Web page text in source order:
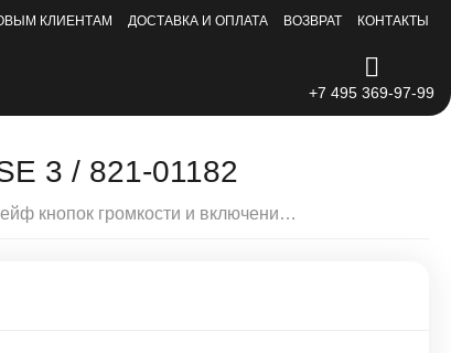
КЛИЕНТАМ ДОСТАВКА И ОПЛАТА ВОЗВРАТ КОНТАКТЫ
+7 495 369-97-99
3 / 821-01182
Шлейф кнопок громкости и включения со вспышкой iPhone 8 / SE 2 / SE 3 / 821-01182